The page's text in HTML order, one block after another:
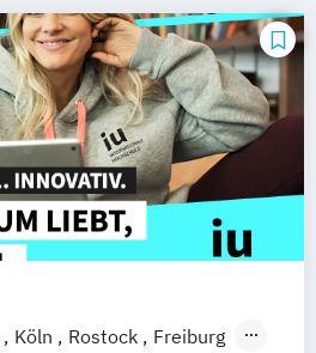
Köln Rostock
Freiburg